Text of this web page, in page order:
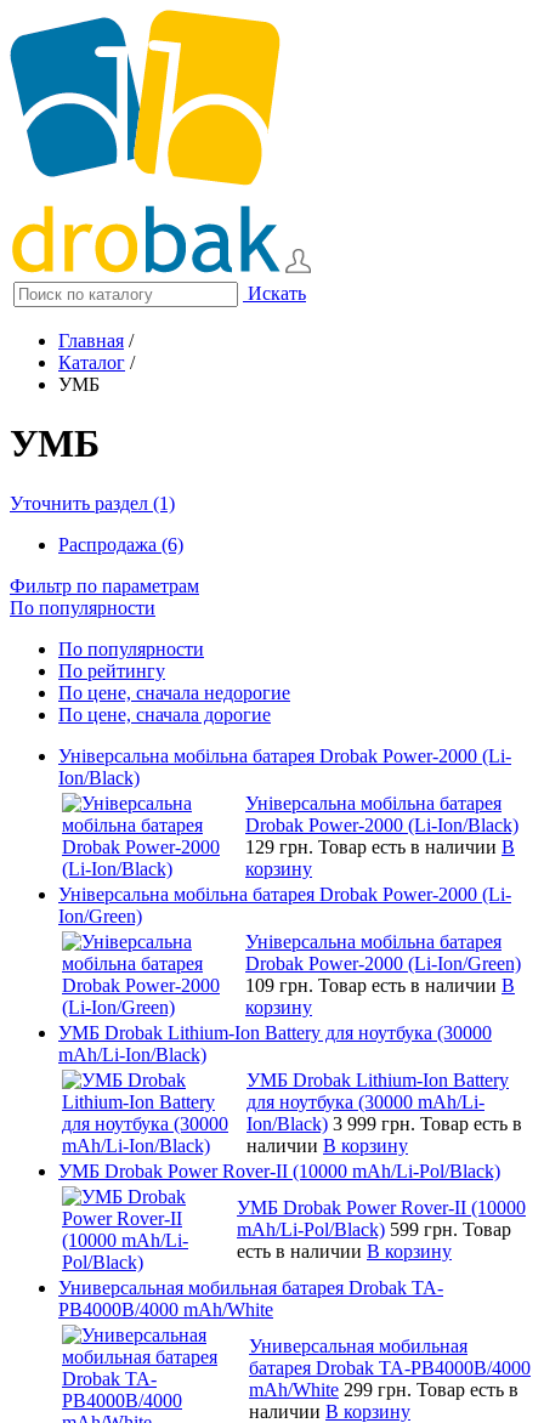
Искать
Главная /
Каталог /
УМБ
УМБ
Уточнить раздел (1)
Распродажа (6)
Фильтр по параметрам
По популярности
По популярности
По рейтингу
По цене, сначала недорогие
По цене, сначала дорогие
Універсальна мобільна батарея Drobak Power-2000 (Li-
Ion/Black)
Універсальна мобільна батарея
Drobak Power-2000 (Li-Ion/Black)
129 грн. Товар есть в наличии В
корзину
Універсальна мобільна батарея Drobak Power-2000 (Li-
Ion/Green)
Універсальна мобільна батарея
Drobak Power-2000 (Li-Ion/Green)
109 грн. Товар есть в наличии В
корзину
УМБ Drobak Lithium-Ion Battery для ноутбука (30000
mAh/Li-Ion/Black)
УМБ Drobak Lithium-Ion Battery
для ноутбука (30000 mAh/Li-
Ion/Black) 3 999 грн. Товар есть в
наличии В корзину
УМБ Drobak Power Rover-II (10000 mAh/Li-Pol/Black)
УМБ Drobak Power Rover-II (10000
mAh/Li-Pol/Black) 599 грн. Товар
есть в наличии В корзину
Универсальная мобильная батарея Drobak TA-
PB4000B/4000 mAh/White
Универсальная мобильная
батарея Drobak TA-PB4000B/4000
mAh/White 299 грн. Товар есть в
наличии В корзину